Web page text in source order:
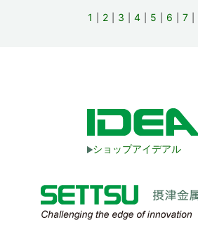
1 2 3 4 5 6 7
ショップアイデアル